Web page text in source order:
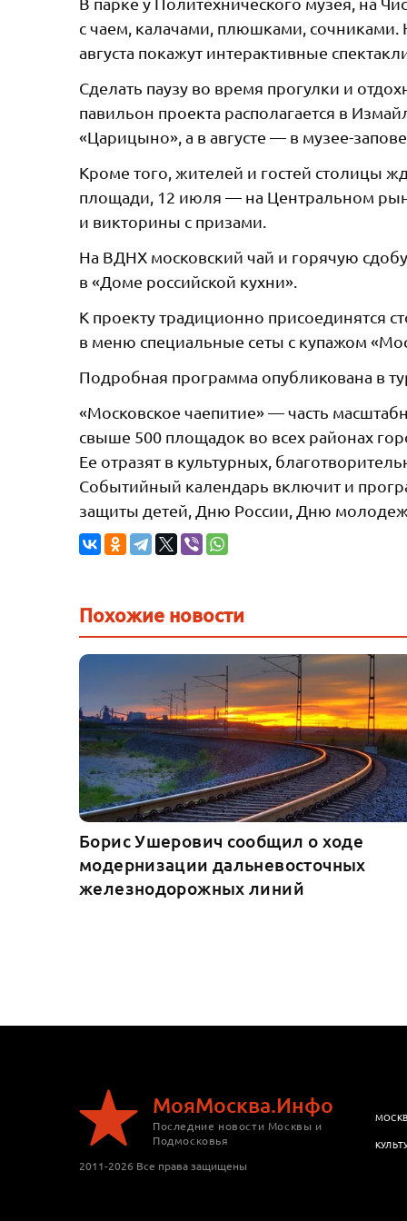
с чаем, калачами, плюшками,
августа покажут интерактивные
Сделать паузу во время прогулки и
павильон проекта располагается в
«Царицыно», а в августе — в музее-
Кроме того, жителей и гостей столицы
площади, 12 июля — на Центральном
и викторины с призами.
На ВДНХ московский чай и горячую
в «Доме российской кухни».
К проекту традиционно присоединятся
в меню специальные сеты с купажом
Подробная программа опубликована в
«Московское чаепитие» — часть
свыше 500 площадок во всех районах
Ее отразят в культурных,
Событийный календарь включит и
защиты детей, Дню России, Дню
Похожие новости
Борис Ушерович сообщил о ходе
модернизации дальневосточных
железнодорожных линий
МояМосква.Инфо
Последние новости Москвы и
Подмосковья
2011-2026 Все права защищены